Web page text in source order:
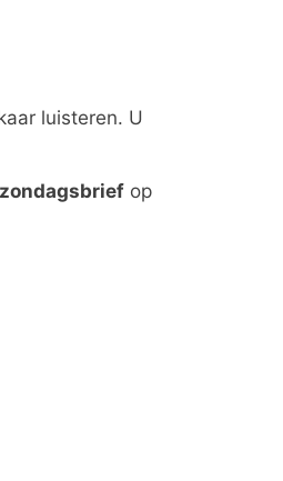
luisteren. U
zondagsbrief op